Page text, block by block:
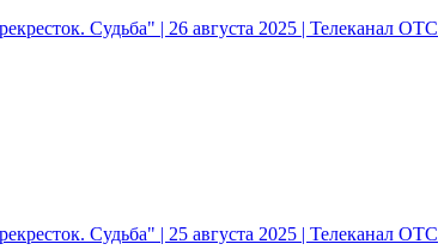
Судьба" | 26 августа 2025 | Телеканал ОТС
Судьба" | 25 августа 2025 | Телеканал ОТС